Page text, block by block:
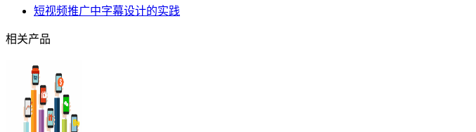
短视频推广中字幕设计的实践
相关产品